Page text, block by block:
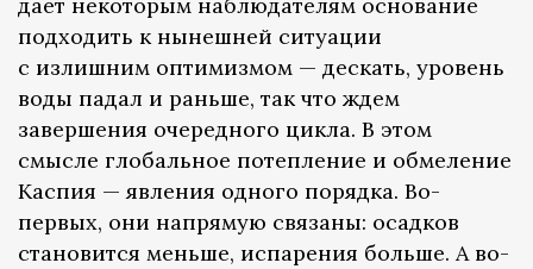
подходить к нынешней ситуации
с излишним оптимизмом — дескать, уровень
воды падал и раньше, так что ждем
завершения очередного цикла. В этом
смысле глобальное потепление и обмеление
Каспия — явления одного порядка. Во-
первых, они напрямую связаны: осадков
становится меньше, испарения больше. А во-